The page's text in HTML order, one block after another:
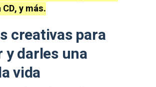
y más.
creativas para
y darles una
vida